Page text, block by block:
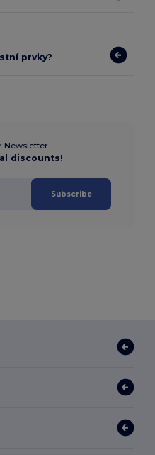
prvky?
Newsletter
discounts!
Subscribe